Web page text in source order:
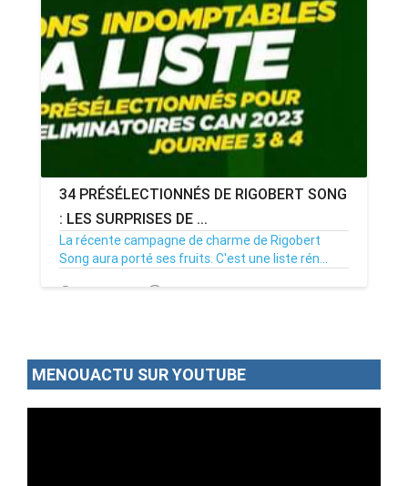
34 PRÉSÉLECTIONNÉS DE RIGOBERT SONG
: LES SURPRISES DE ...
La récente campagne de charme de Rigobert
Song aura porté ses fruits. C'est une liste rén...
03/03/23 Par MenouActu 0
MENOUACTU SUR YOUTUBE